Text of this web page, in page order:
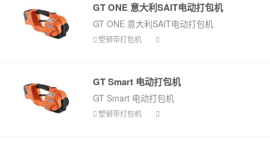
GT ONE 意大利SAIT电动打包机
GT ONE 意大利SAIT电动打包机
塑钢带打包机
GT Smart 电动打包机
GT Smart 电动打包机
塑钢带打包机